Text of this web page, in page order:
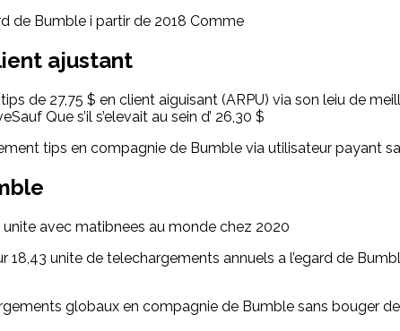
de Bumble i partir de 2018 Comme
ajustant
de 27,75 $ en client aiguisant (ARPU) via son leiu de
Que s’il s’elevait au sein d’ 26,30 $
tips en compagnie de Bumble via utilisateur payant
avec matibnees au monde chez 2020
unite de telechargements annuels a l’egard de
globaux en compagnie de Bumble sans bouger